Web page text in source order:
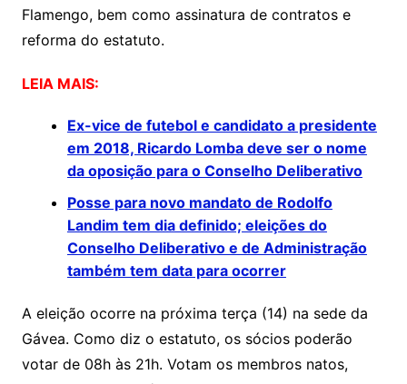
Flamengo, bem como assinatura de contratos e
reforma do estatuto.
LEIA MAIS:
Ex-vice de futebol e candidato a presidente
em 2018, Ricardo Lomba deve ser o nome
da oposição para o Conselho Deliberativo
Posse para novo mandato de Rodolfo
Landim tem dia definido; eleições do
Conselho Deliberativo e de Administração
também tem data para ocorrer
A eleição ocorre na próxima terça (14) na sede da
Gávea. Como diz o estatuto, os sócios poderão
votar de 08h às 21h. Votam os membros natos,